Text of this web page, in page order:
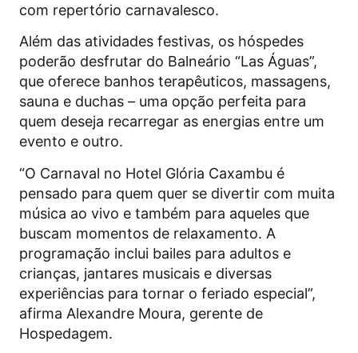
com repertório carnavalesco.
Além das atividades festivas, os hóspedes
poderão desfrutar do Balneário “Las Águas”,
que oferece banhos terapêuticos, massagens,
sauna e duchas – uma opção perfeita para
quem deseja recarregar as energias entre um
evento e outro.
“O Carnaval no Hotel Glória Caxambu é
pensado para quem quer se divertir com muita
música ao vivo e também para aqueles que
buscam momentos de relaxamento. A
programação inclui bailes para adultos e
crianças, jantares musicais e diversas
experiências para tornar o feriado especial”,
afirma Alexandre Moura, gerente de
Hospedagem.